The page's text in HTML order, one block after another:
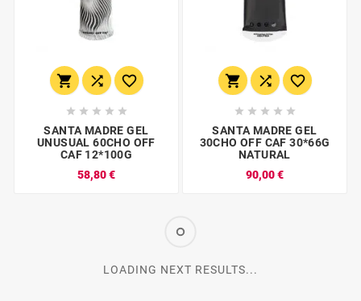
  
    
SANTA MADRE GEL
UNUSUAL 60CHO OFF
CAF 12*100G
58,80 €
  
    
SANTA MADRE GEL
30CHO OFF CAF 30*66G
NATURAL
90,00 €
LOADING NEXT RESULTS...